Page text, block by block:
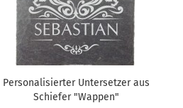
Personalisierter Untersetzer aus
Schiefer "Wappen"